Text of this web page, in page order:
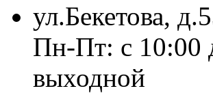
ул.Бекетова,
Пн-Пт: с 10:00
выходной